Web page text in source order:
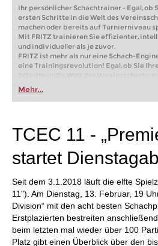
Ihr persönlicher Schachtrainer - Egal, ob
ersten Schritte in die Welt des
machen oder bereits auf Turnierniveau
Mit FRITZ trainieren Sie effizienter,
und individueller als je zuvor.
FRITZ ist mehr als nur eine Schach-
eine Trainingsrevolution! Egal, ob Sie
Schritte in die Welt des Vereinsschachs
oder bereits auf Turnierniveau spielen:
FRITZ trainieren Sie effizienter,
individueller als je zuvor.
Mehr...
TCEC 11 -
startet
Seit dem 3.1.2018 läuft die elfte
11"). Am Dienstag, 13. Februar, 19
Division“ mit den acht besten
Erstplazierten bestreiten
beim letzten mal wieder über 100
Platz gibt einen Überblick über den